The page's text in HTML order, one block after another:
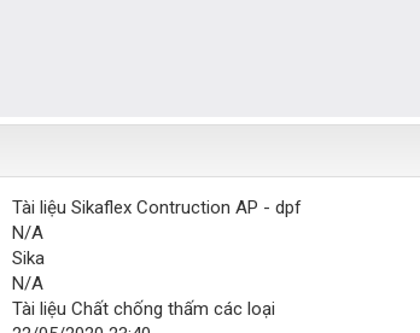
Tài liệu Sikaflex Contruction AP - dpf
N/A
Sika
N/A
Tài liệu Chất chống thấm các loại